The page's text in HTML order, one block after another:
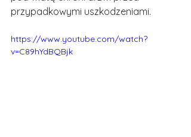
przypadkowymi uszkodzeniami.
https://www.youtube.com/watch?
v=C89hYdBQBjk